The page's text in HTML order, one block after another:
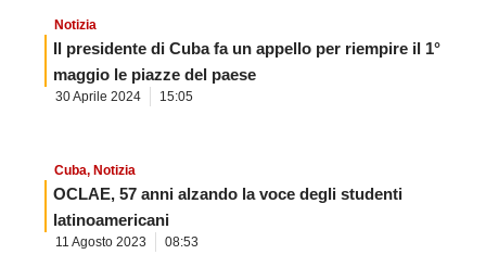
Notizia
Il presidente di Cuba fa un appello per riempire il 1°
maggio le piazze del paese
30 Aprile 2024 15:05
Cuba, Notizia
OCLAE, 57 anni alzando la voce degli studenti
latinoamericani
11 Agosto 2023 08:53